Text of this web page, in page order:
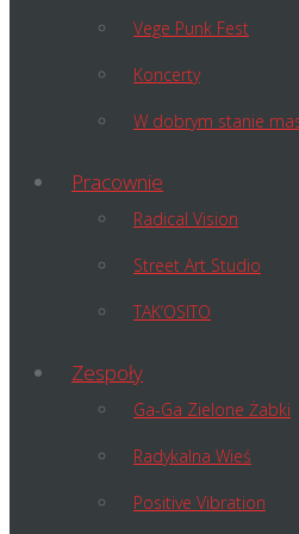
Vege Punk Fest
Koncerty
W dobrym stanie
Pracownie
Radical Vision
Street Art Studio
TAK’OSITO
Zespoły
Ga-Ga Zielone Żabki
Radykalna Wieś
Positive Vibration